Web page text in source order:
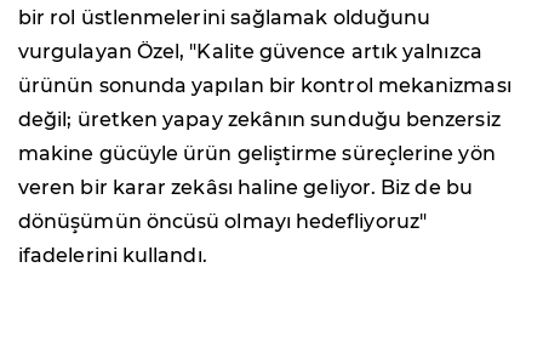
bir rol üstlenmelerini sağlamak olduğunu
vurgulayan Özel, "Kalite güvence artık yalnızca
ürünün sonunda yapılan bir kontrol mekanizması
değil; üretken yapay zekânın sunduğu benzersiz
makine gücüyle ürün geliştirme süreçlerine yön
veren bir karar zekâsı haline geliyor. Biz de bu
dönüşümün öncüsü olmayı hedefliyoruz"
ifadelerini kullandı.